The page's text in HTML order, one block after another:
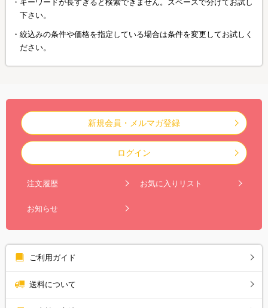
下さい。
絞込みの条件や価格を指定している場合は条件を変更してお試しく
ださい。
新規会員・メルマガ登録
ログイン
注文履歴 お気に入りリスト
お知らせ
ご利用ガイド
送料について